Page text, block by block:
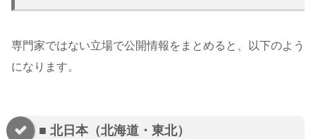
専門家ではない立場で公開情報をまとめると、以下のよう
になります。
■ 北日本（北海道・東北）